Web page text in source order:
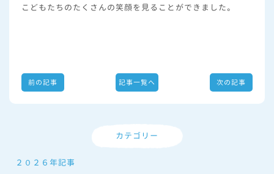
こどもたちのたくさんの笑顔を見ることができました。
前の記事 次の記事
記事一覧へ
カテゴリー
２０２６年記事